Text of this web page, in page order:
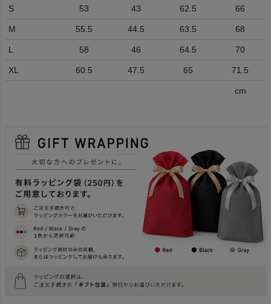
S 53 43 62.5 66
M 55.5 44.5 63.5 68
L 58 46 64.5 70
XL 60.5 47.5 65 71.5
cm